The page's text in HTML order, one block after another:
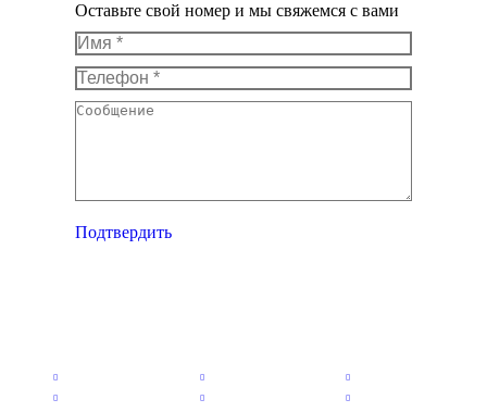
Оставьте свой номер и мы свяжемся с вами
Имя *
Телефон *
Сообщение
Подтвердить